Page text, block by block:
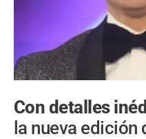
Con detalles
la nueva edición